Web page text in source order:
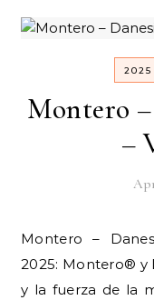
2025
Montero
–
Montero – Danesi Temporada Primavera-Verano
2025: Montero® y
y la fuerza de la